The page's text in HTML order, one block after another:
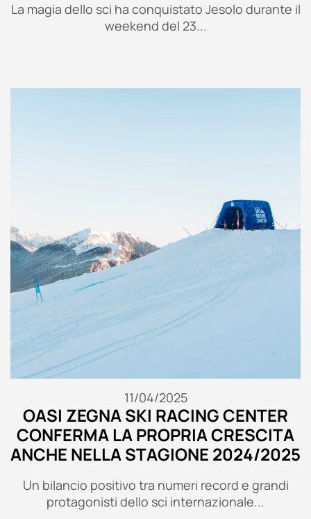
La magia dello sci ha conquistato Jesolo durante il
weekend del 23...
11/04/2025
OASI ZEGNA SKI RACING CENTER
CONFERMA LA PROPRIA CRESCITA
ANCHE NELLA STAGIONE 2024/2025
Un bilancio positivo tra numeri record e grandi
protagonisti dello sci internazionale...